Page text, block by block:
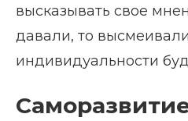
высказывать свое
давали, то
индивидуальности